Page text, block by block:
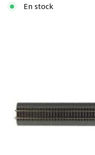
En stock